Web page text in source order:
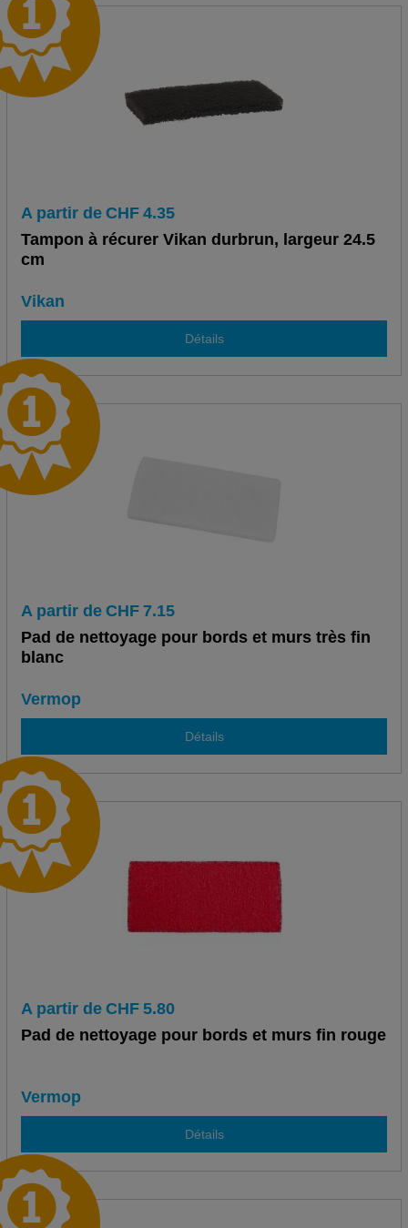
A partir de CHF 4.35
Tampon à récurer Vikan durbrun, largeur 24.5
cm
Vikan
Détails
A partir de CHF 7.15
Pad de nettoyage pour bords et murs très fin
blanc
Vermop
Détails
A partir de CHF 5.80
Pad de nettoyage pour bords et murs fin rouge
Vermop
Détails